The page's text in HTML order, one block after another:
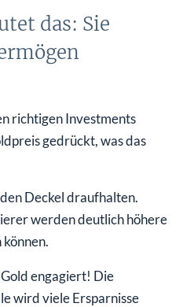
das: Sie
richtigen Investments
gedrückt, was das
Deckel draufhalten.
werden deutlich höhere
engagiert! Die
wird viele Ersparnisse